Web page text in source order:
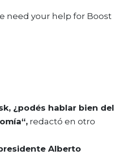
need your help for Boost
¿podés hablar bien del
redactó en otro
Alberto